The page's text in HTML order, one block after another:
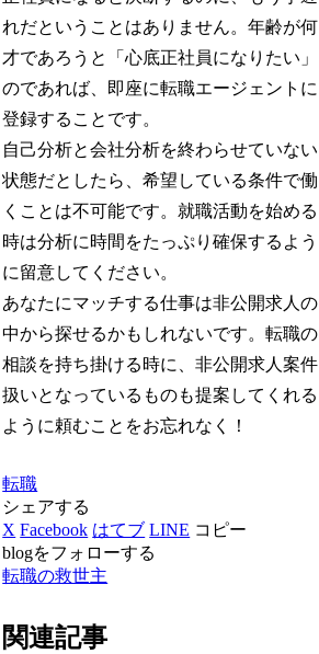
れだということはありません。年齢が何
才であろうと「心底正社員になりたい」
のであれば、即座に転職エージェントに
登録することです。
自己分析と会社分析を終わらせていない
状態だとしたら、希望している条件で働
くことは不可能です。就職活動を始める
時は分析に時間をたっぷり確保するよう
に留意してください。
あなたにマッチする仕事は非公開求人の
中から探せるかもしれないです。転職の
相談を持ち掛ける時に、非公開求人案件
扱いとなっているものも提案してくれる
ように頼むことをお忘れなく！
転職
シェアする
X Facebook はてブ LINE コピー
blogをフォローする
転職の救世主
関連記事